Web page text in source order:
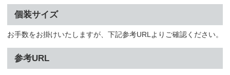
個装サイズ
お手数をお掛けいたしますが、下記参考URLよりご確認ください。
参考URL